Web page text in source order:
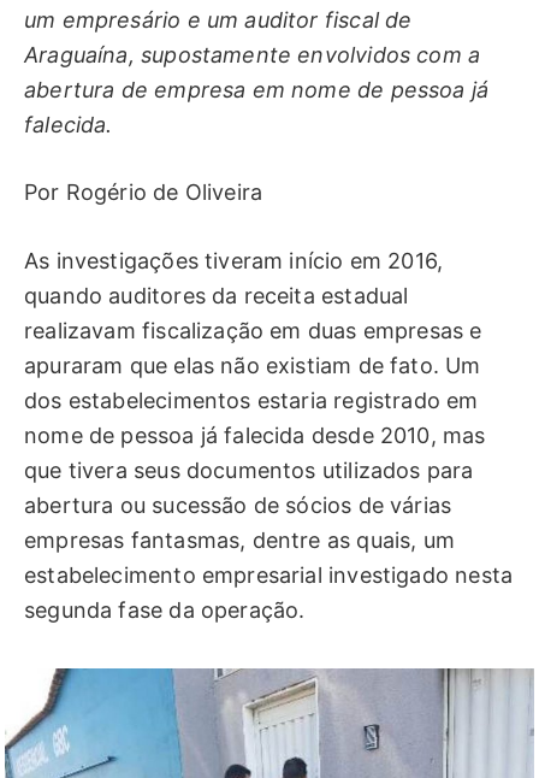
um empresário e um auditor fiscal de
Araguaína, supostamente envolvidos com a
abertura de empresa em nome de pessoa já
falecida.
Por Rogério de Oliveira
As investigações tiveram início em 2016,
quando auditores da receita estadual
realizavam fiscalização em duas empresas e
apuraram que elas não existiam de fato. Um
dos estabelecimentos estaria registrado em
nome de pessoa já falecida desde 2010, mas
que tivera seus documentos utilizados para
abertura ou sucessão de sócios de várias
empresas fantasmas, dentre as quais, um
estabelecimento empresarial investigado nesta
segunda fase da operação.